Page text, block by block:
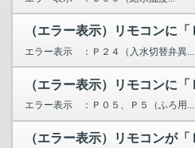
エラー表示 ：Ｐ２４（入水切替弁異...
エラー表示 ：Ｐ０５、Ｐ５（ふろ用...